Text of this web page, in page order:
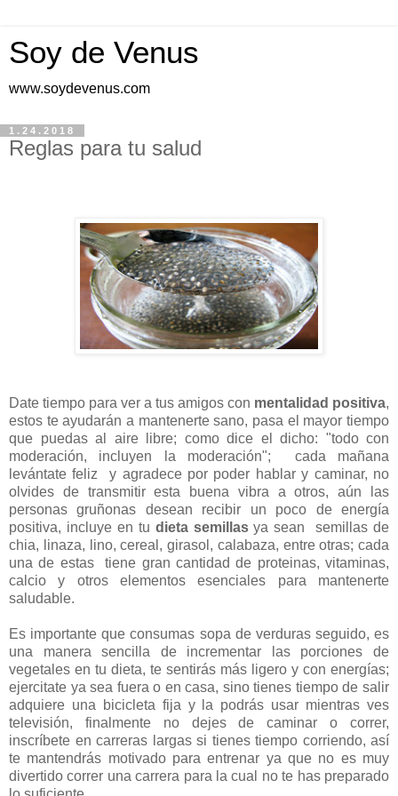
Soy de Venus
www.soydevenus.com
1.24.2018
Reglas para tu salud
Date tiempo para ver a tus amigos con mentalidad positiva,
estos te ayudarán a mantenerte sano, pasa el mayor tiempo
que puedas al aire libre; como dice el dicho: "todo con
moderación, incluyen la moderación"; cada mañana
levántate feliz y agradece por poder hablar y caminar, no
olvides de transmitir esta buena vibra a otros, aún las
personas gruñonas desean recibir un poco de energía
positiva, incluye en tu dieta semillasya sean semillas de
chia,
linaza, lino, cereal, girasol, calabaza, entre otras; cada
una de estas tiene gran cantidad de proteinas, vitaminas,
calcio y otros elementos esenciales para mantenerte
saludable.
Es importante que consumas sopa de verduras seguido, es
una manera sencilla de incrementar las porciones de
vegetales en tu dieta, te sentirás más ligero y con energías;
ejercitate ya sea fuera o en casa, sino tienes tiempo de salir
adquiere una bicicleta fija y la podrás usar mientras ves
televisión, finalmente no dejes de caminar o correr,
inscríbete en carreras largas si tienes tiempo corriendo, así
te mantendrás motivado para entrenar ya que no es muy
divertido correr una carrera para la cual no te has preparado